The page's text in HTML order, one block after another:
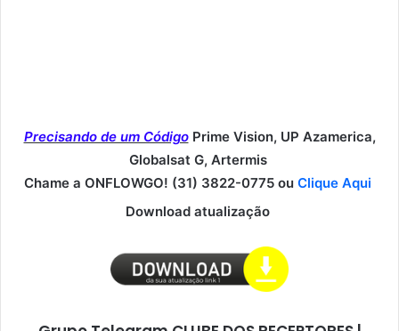
Precisando de um Código Prime Vision, UP Azamerica,
Globalsat G, Artermis
Chame a ONFLOWGO! (31) 3822-0775 ou Clique Aqui
Download atualização